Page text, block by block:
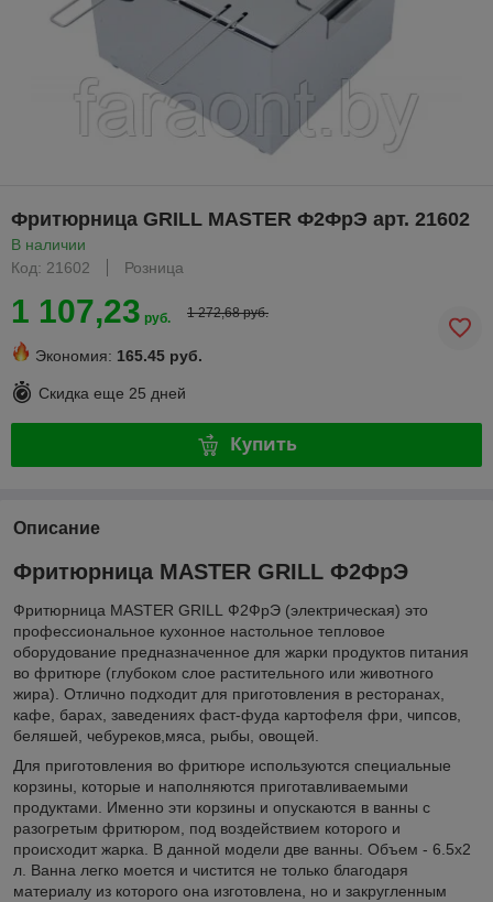
Фритюрница GRILL MASTER Ф2ФрЭ арт. 21602
В наличии
Код: 21602
Розница
1 107,23 руб. 1 272,68 руб.
Экономия: 165.45 руб.
Скидка еще 25 дней
Купить
Описание
Фритюрница MASTER GRILL Ф2ФрЭ
Фритюрница MASTER GRILL Ф2ФрЭ (электрическая) это
профессиональное кухонное настольное тепловое
оборудование предназначенное для жарки продуктов питания
во фритюре (глубоком слое растительного или животного
жира). Отлично подходит для приготовления в ресторанах,
кафе, барах, заведениях фаст-фуда картофеля фри, чипсов,
беляшей, чебуреков,мяса, рыбы, овощей.
Для приготовления во фритюре используются специальные
корзины, которые и наполняются приготавливаемыми
продуктами. Именно эти корзины и опускаются в ванны с
разогретым фритюром, под воздействием которого и
происходит жарка. В данной модели две ванны. Объем - 6.5х2
л. Ванна легко моется и чистится не только благодаря
материалу из которого она изготовлена, но и закругленным